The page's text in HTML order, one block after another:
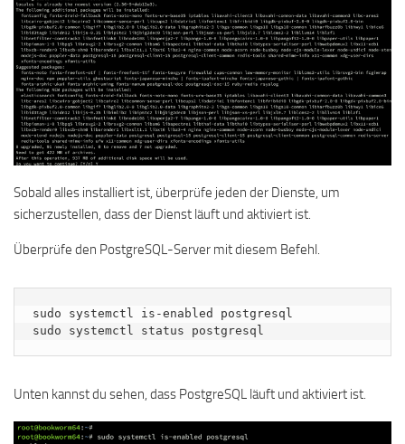
Sobald alles installiert ist, überprüfe jeden der Dienste, um
sicherzustellen, dass der Dienst läuft und aktiviert ist.
Überprüfe den PostgreSQL-Server mit diesem Befehl.
sudo systemctl is-enabled postgresql
sudo systemctl status postgresql
Unten kannst du sehen, dass PostgreSQL läuft und aktiviert ist.